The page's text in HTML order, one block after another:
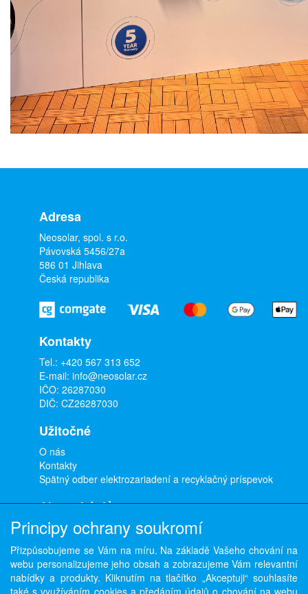
Adresa
Neosolar, spol. s r.o.
Pávovská 5456/27a
586 01 Jihlava
Česká republika
Kontakty
Tel.: +420 567 313 652
E-mail: info@neosolar.cz
IČO: 26287030
DIČ: CZ26287030
Užitočné
O nás
Kontakty
Spätný odber elektrozariadení a recyklačný príspevok
Ako nakúpiť
Doprava a platba
Obchodné podmienky
Ochrana osobných údajov
Odstúpenie od zmluvy
Principy ochrany soukromí
Přizpůsobujeme se Vám na míru. Na základě Vašeho chování na
webu personalizujeme jeho obsah a zobrazujeme Vám relevantní
nabídky a produkty. Kliknutím na tlačítko „Akceptuji“ souhlasíte
také s využíváním cookies a předáním údajů o chování na webu